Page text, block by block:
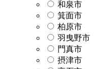
和泉市
箕面市
柏原市
羽曳野市
門真市
摂津市